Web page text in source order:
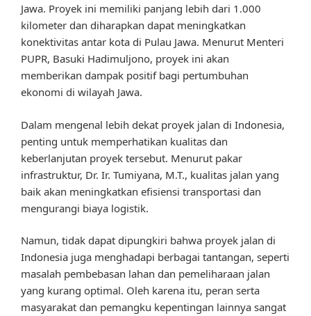
Jawa. Proyek ini memiliki panjang lebih dari 1.000
kilometer dan diharapkan dapat meningkatkan
konektivitas antar kota di Pulau Jawa. Menurut Menteri
PUPR, Basuki Hadimuljono, proyek ini akan
memberikan dampak positif bagi pertumbuhan
ekonomi di wilayah Jawa.
Dalam mengenal lebih dekat proyek jalan di Indonesia,
penting untuk memperhatikan kualitas dan
keberlanjutan proyek tersebut. Menurut pakar
infrastruktur, Dr. Ir. Tumiyana, M.T., kualitas jalan yang
baik akan meningkatkan efisiensi transportasi dan
mengurangi biaya logistik.
Namun, tidak dapat dipungkiri bahwa proyek jalan di
Indonesia juga menghadapi berbagai tantangan, seperti
masalah pembebasan lahan dan pemeliharaan jalan
yang kurang optimal. Oleh karena itu, peran serta
masyarakat dan pemangku kepentingan lainnya sangat